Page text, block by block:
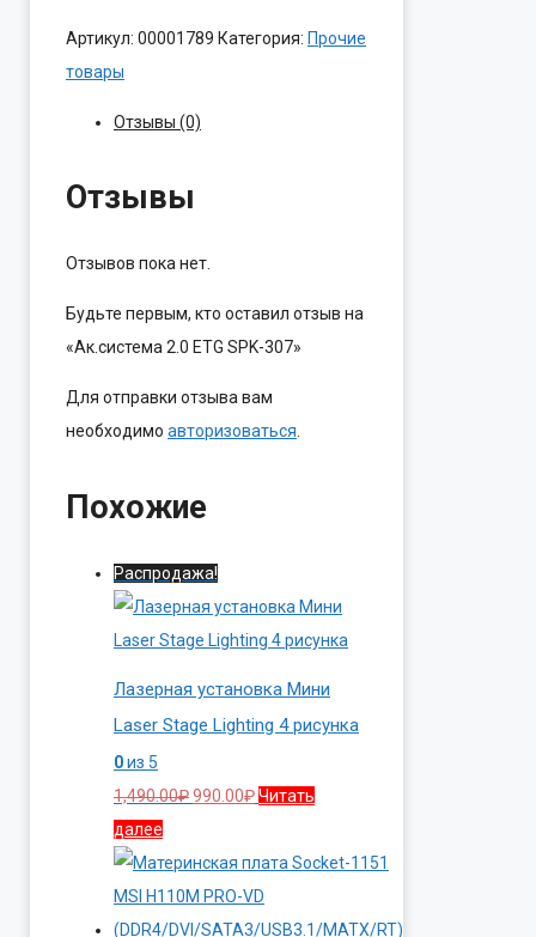
Артикул: 00001789 Категория: Прочие
товары
Отзывы (0)
Отзывы
Отзывов пока нет.
Будьте первым, кто оставил отзыв на
«Ак.система 2.0 ETG SPK-307»
Для отправки отзыва вам
необходимо авторизоваться
Похожие
Распродажа!
Лазерная установка Мини
Laser Stage Lighting 4 рисунка
0из 5
1,490.00₽Первоначальная
составляла
1,490.00₽.
990.00₽Текущая
990.00₽.
Читать
далее